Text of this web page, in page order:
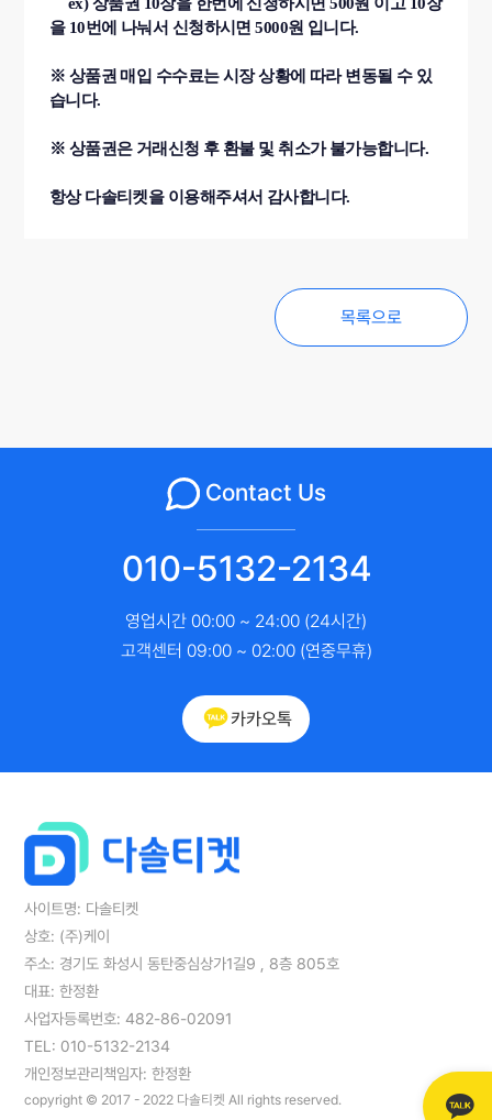
을 10번에 나눠서 신청하시면 5000원 입니다.
※ 상품권 매입 수수료는 시장 상황에 따라 변동될 수 있
습니다.
※ 상품권은 거래신청 후 환불 및 취소가 불가능합니다.
항상 다솔티켓을 이용해주셔서 감사합니다.
목록으로
사이트명: 다솔티켓
상호: (주)케이
주소: 경기도 화성시 동탄중심상가1길9 , 8층 805호
대표: 한정환
사업자등록번호: 482-86-02091
TEL: 010-5132-2134
개인정보관리책임자: 한정환
copyright © 2017 - 2022 다솔티켓 All rights reserved.
Contact Us
010-5132-2134
영업시간 00:00 ~ 24:00 (24시간)
고객센터 09:00 ~ 02:00 (연중무휴)
카카오톡